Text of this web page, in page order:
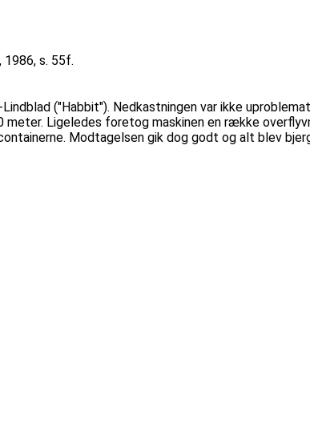
s. 55f.
("Habbit"). Nedkastningen var ikke
Ligeledes foretog maskinen en række
Modtagelsen gik dog godt og alt blev